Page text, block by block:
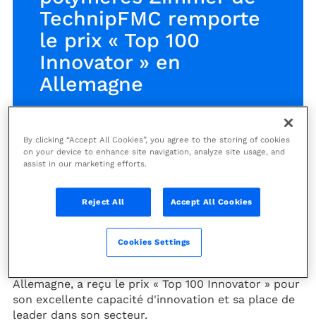
TechnipFMC remporte
le prix « Top 100
Innovator » en
Allemagne
L'activité polymères Zimmer de
TechnipFMC remporte le prix «
Top 100 Innovator » en Allemagne
LONDRES, PARIS, HOUSTON, 4 juillet 2018 -
TechnipFMC (NYSE : FTI) (PARIS : FTI) a annoncé ce
Allemagne, a reçu le prix « Top 100 Innovator » pour
son excellente capacité d'innovation et sa place de
leader dans son secteur.
By clicking “Accept All Cookies”, you agree to the storing of cookies
on your device to enhance site navigation, analyze site usage, and
assist in our marketing efforts.
Reject All Accept All Cookies
Cookies Settings